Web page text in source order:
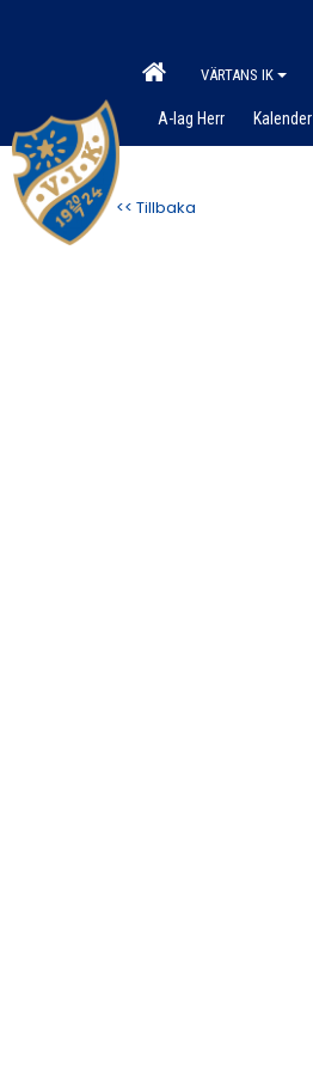
VÄRTANS IK
A-lag Herr Kalender
<< Tillbaka